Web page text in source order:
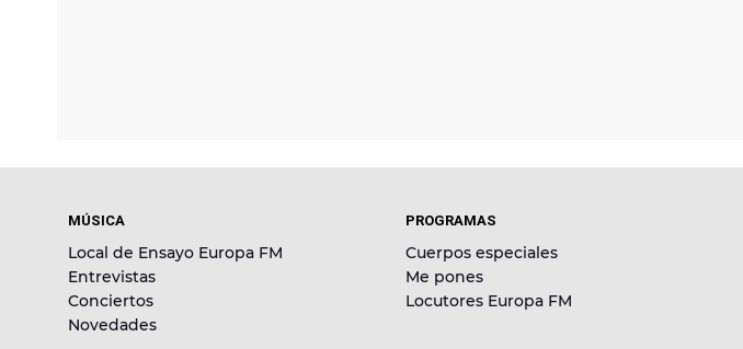
MÚSICA
Local de Ensayo Europa FM
Entrevistas
Conciertos
Novedades
PROGRAMAS
Cuerpos especiales
Me pones
Locutores Europa FM